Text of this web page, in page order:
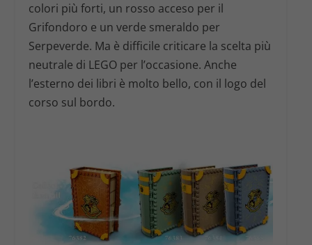
colori più forti, un rosso acceso per il
Grifondoro e un verde smeraldo per
Serpeverde. Ma è difficile criticare la scelta più
neutrale di LEGO per l’occasione. Anche
l’esterno dei libri è molto bello, con il logo del
corso sul bordo.